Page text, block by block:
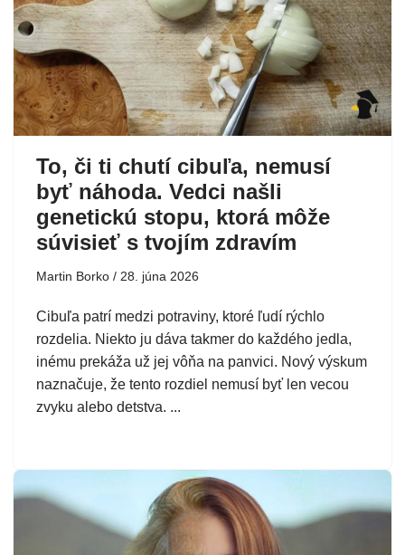
To, či ti chutí cibuľa, nemusí
byť náhoda. Vedci našli
genetickú stopu, ktorá môže
súvisieť s tvojím zdravím
Martin Borko 28. júna 2026
Cibuľa patrí medzi potraviny, ktoré ľudí rýchlo
rozdelia. Niekto ju dáva takmer do každého jedla,
inému prekáža už jej vôňa na panvici. Nový výskum
naznačuje, že tento rozdiel nemusí byť len vecou
zvyku alebo detstva. ...